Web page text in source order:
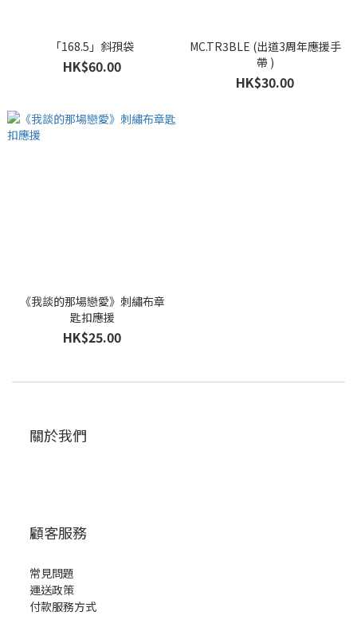
「168.5」斜孭袋
HK$60.00
MC.TR3BLE (出道3周年應援手
帶 )
HK$30.00
《我談的那場戀愛》刺繡布章
匙扣應援
HK$25.00
關於我們
顧客服務
常見問題
運送政策
付款服務方式